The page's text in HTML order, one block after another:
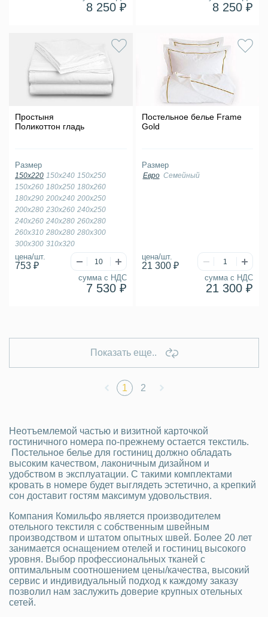
8 250 ₽ 8 250 ₽
Простыня
Поликоттон гладь
цена/шт.
753 ₽
сумма с НДС
7 530 ₽
Размер
150х220 150х240 150х250
150х260 180х250 180х260
180х290 200х240 200х250
200х280 230х260 240х250
240х260 240х280 260х280
260х310 280х280 280х300
300х300 310х320
Постельное белье Frame
Gold
цена/шт.
21 300 ₽
сумма с НДС
21 300 ₽
Размер
Евро Семейный
Показать еще..
1 2
Неотъемлемой частью и визитной карточкой
гостиничного номера по-прежнему остается текстиль.
Постельное белье для гостиниц должно обладать
высоким качеством, лаконичным дизайном и
удобством в эксплуатации. С такими комплектами
кровать в номере будет выглядеть эстетично, а крепкий
сон доставит гостям максимум удовольствия.
Компания Комильфо является производителем
отельного текстиля с собственным швейным
производством и штатом опытных швей. Более 20 лет
занимается оснащением отелей и гостиниц высокого
уровня. Выбор профессиональных тканей с
оптимальным соотношением цены/качества, высокий
сервис и индивидуальный подход к каждому заказу
позволил нам заслужить доверие крупных отельных
сетей.